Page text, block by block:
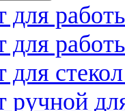
для
для
ручной